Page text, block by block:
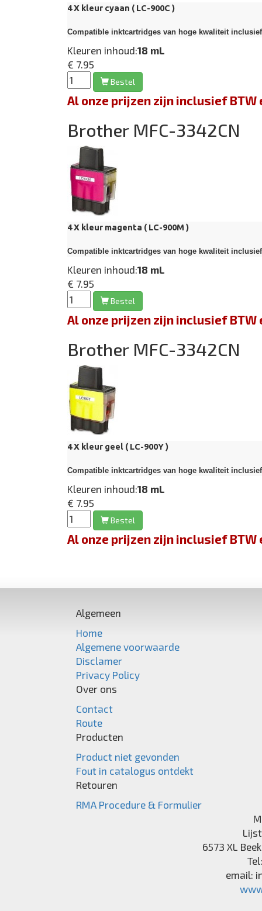
4 X kleur cyaan ( LC-900C )
Compatible inktcartridges van hoge kwaliteit
Kleuren inhoud:18 mL
€ 7.95
Bestel
Al onze prijzen zijn inclusief
Brother MFC-3342CN
4 X kleur magenta ( LC-900M )
Compatible inktcartridges van hoge kwaliteit
Kleuren inhoud:18 mL
€ 7.95
Bestel
Al onze prijzen zijn inclusief
Brother MFC-3342CN
4 X kleur geel ( LC-900Y )
Compatible inktcartridges van hoge kwaliteit
Kleuren inhoud:18 mL
€ 7.95
Bestel
Al onze prijzen zijn inclusief
Algemeen
Home
Algemene voorwaarde
Disclamer
Privacy Policy
Over ons
Contact
Route
Producten
Product niet gevonden
Fout in catalogus ontdekt
Retouren
RMA Procedure & Formulier
6573 XL
email: